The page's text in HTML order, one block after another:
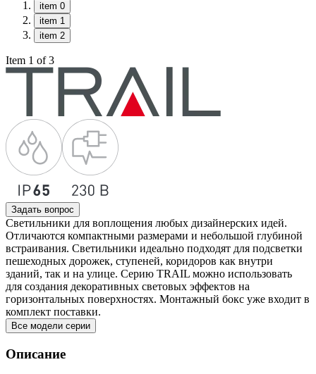
item 0
item 1
item 2
Item 1 of 3
Задать вопрос
Светильники для воплощения любых дизайнерских идей.
Отличаются компактными размерами и небольшой глубиной
встраивания. Светильники идеально подходят для подсветки
пешеходных дорожек, ступеней, коридоров как внутри
зданий, так и на улице. Серию TRAIL можно использовать
для создания декоративных световых эффектов на
горизонтальных поверхностях. Монтажный бокс уже входит в
комплект поставки.
Все модели серии
Описание